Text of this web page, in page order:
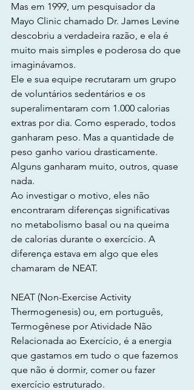
Mas em 1999, um pesquisador da
Mayo Clinic chamado Dr. James Levine
descobriu a verdadeira razão, e ela é
muito mais simples e poderosa do que
imaginávamos.
Ele e sua equipe recrutaram um grupo
de voluntários sedentários e os
superalimentaram com 1.000 calorias
extras por dia. Como esperado, todos
ganharam peso. Mas a quantidade de
peso ganho variou drasticamente.
Alguns ganharam muito, outros, quase
nada.
Ao investigar o motivo, eles não
encontraram diferenças significativas
no metabolismo basal ou na queima
de calorias durante o exercício. A
diferença estava em algo que eles
chamaram de NEAT.
NEAT (Non-Exercise Activity
Thermogenesis) ou, em português,
Termogênese por Atividade Não
Relacionada ao Exercício, é a energia
que gastamos em tudo o que fazemos
que não é dormir, comer ou fazer
exercício estruturado.